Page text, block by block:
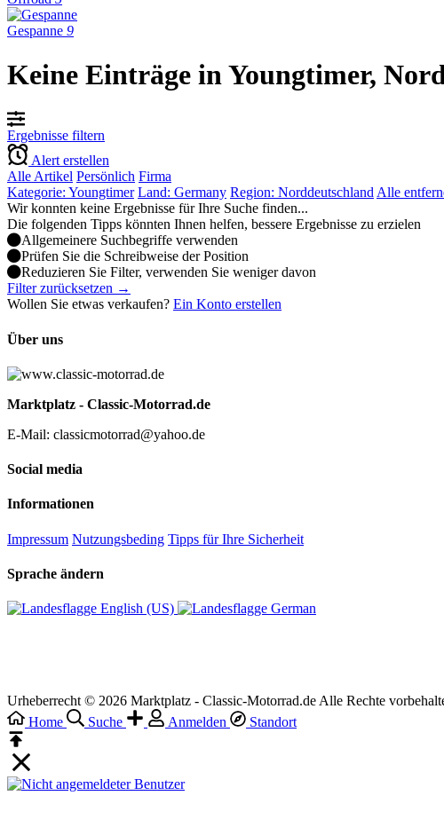
Gespanne 9
Keine Einträge in Youngtimer,
Ergebnisse filtern
Alert erstellen
Alle Artikel Persönlich Firma
Kategorie: Youngtimer Land: Germany Region: Norddeutschland Alle
Wir konnten keine Ergebnisse für Ihre Suche finden...
Die folgenden Tipps könnten Ihnen helfen, bessere Ergebnisse zu erzielen
Allgemeinere Suchbegriffe verwenden
Prüfen Sie die Schreibweise der Position
Reduzieren Sie Filter, verwenden Sie weniger davon
Filter zurücksetzen →
Wollen Sie etwas verkaufen? Ein Konto erstellen
Über uns
Marktplatz - Classic-Motorrad.de
E-Mail: classicmotorrad@yahoo.de
Social media
Informationen
Impressum Nutzungsbeding Tipps für Ihre Sicherheit
Sprache ändern
English (US)‎ German‎
Urheberrecht © 2026 Marktplatz - Classic-Motorrad.de Alle Rechte
Home
Suche Anmelden Standort